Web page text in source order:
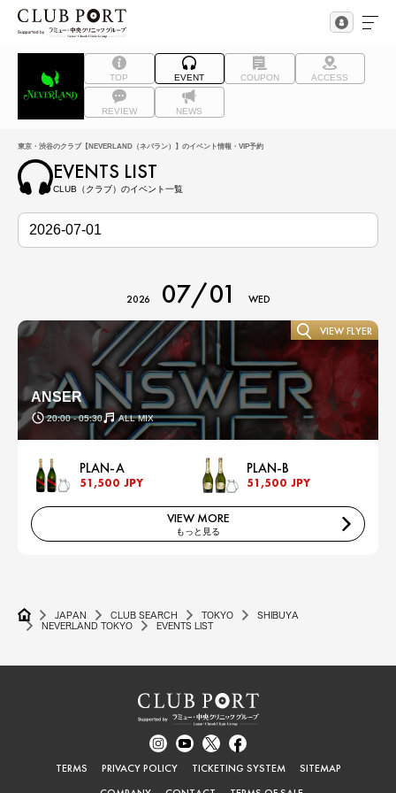
TOP EVENT COUPON ACCESS
REVIEW NEWS
東京・渋谷のクラブ【NEVERLAND（ネバラン）】のイベント情報・VIP予約
EVENTS LIST
CLUB（クラブ）のイベント一覧
2026 07/01 WED
ANSER
20:00 - 05:30 ALL MIX
VIEW FLYER
PLAN-A
51,500 JPY
PLAN-B
51,500 JPY
VIEW MORE
もっと見る
JAPAN CLUB SEARCH TOKYO
SHIBUYA
NEVERLAND TOKYO
EVENTS LIST
TERMS PRIVACY POLICY TICKETING SYSTEM
SITEMAP